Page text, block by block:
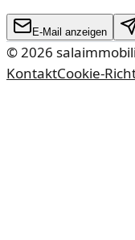
E-Mail anzeigen
©2026
KontaktCookie-